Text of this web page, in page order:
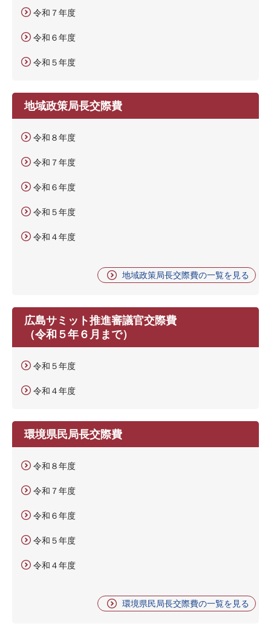
令和７年度
令和６年度
令和５年度
地域政策局長交際費
令和８年度
令和７年度
令和６年度
令和５年度
令和４年度
地域政策局長交際費の一覧を見る
広島サミット推進審議官交際費
（令和５年６月まで）
令和５年度
令和４年度
環境県民局長交際費
令和８年度
令和７年度
令和６年度
令和５年度
令和４年度
環境県民局長交際費の一覧を見る